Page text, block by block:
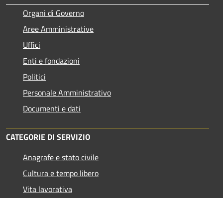
Organi di Governo
Aree Amministrative
Uffici
Enti e fondazioni
Politici
Personale Amministrativo
Documenti e dati
CATEGORIE DI SERVIZIO
Anagrafe e stato civile
Cultura e tempo libero
Vita lavorativa